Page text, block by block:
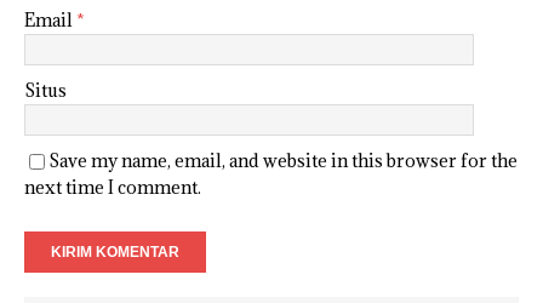
Email *
Situs
Save my name, email, and website in this browser for the
next time I comment.